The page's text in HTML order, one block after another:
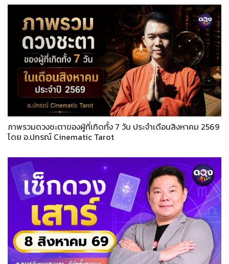
ภาพรวมดวงชะตาของผู้ที่เกิดทั้ง 7 วัน ประจำเดือนสิงหาคม 2569
โดย อ.ปกรณ์ Cinematic Tarot